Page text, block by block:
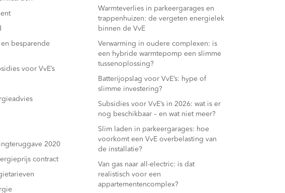
besparende
voor VvE’s
2020
contract
Warmteverlies in parkeergarages en
trappenhuizen: de vergeten energielek
binnen de VvE
Verwarming in oudere complexen: is
een hybride warmtepomp een slimme
tussenoplossing?
Batterijopslag voor VvE’s: hype of
slimme investering?
Subsidies voor VvE’s in 2026: wat is er
nog beschikbaar – en wat niet meer?
Slim laden in parkeergarages: hoe
voorkomt een VvE overbelasting van
de installatie?
Van gas naar all-electric: is dat
realistisch voor een
appartementencomplex?